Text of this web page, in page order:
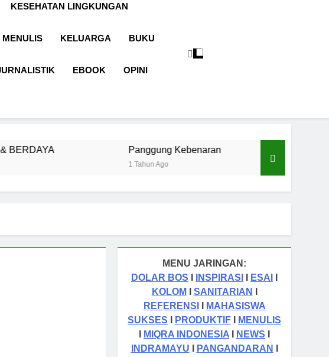
KESEHATAN LINGKUNGAN
KELUARGA BUKU
EBOOK OPINI
Panggung Kebenaran
MENU JARINGAN:
DOLAR BOS
INSPIRASI ESAI
KOLOM
SANITARIAN
REFERENSI
MAHASISWA
SUKSES
PRODUKTIF
MENULIS
MIQRA INDONESIA NEWS
INDRAMAYU
PANGANDARAN